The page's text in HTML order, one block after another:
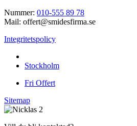
Nummer: 010-555 89 78
Mail: offert@smidesfirma.se
Integritetspolicy
Stockholm
Fri Offert
Sitemap